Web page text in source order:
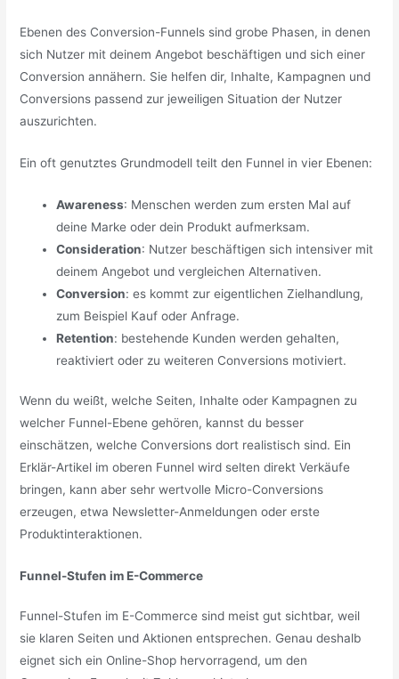
Ebenen des Conversion-Funnels sind grobe Phasen, in denen
sich Nutzer mit deinem Angebot beschäftigen und sich einer
Conversion annähern. Sie helfen dir, Inhalte, Kampagnen und
Conversions passend zur jeweiligen Situation der Nutzer
auszurichten.
Ein oft genutztes Grundmodell teilt den Funnel in vier Ebenen:
Awareness: Menschen werden zum ersten Mal auf
deine Marke oder dein Produkt aufmerksam.
Consideration: Nutzer beschäftigen sich intensiver mit
deinem Angebot und vergleichen Alternativen.
Conversion: es kommt zur eigentlichen Zielhandlung,
zum Beispiel Kauf oder Anfrage.
Retention: bestehende Kunden werden gehalten,
reaktiviert oder zu weiteren Conversions motiviert.
Wenn du weißt, welche Seiten, Inhalte oder Kampagnen zu
welcher Funnel-Ebene gehören, kannst du besser
einschätzen, welche Conversions dort realistisch sind. Ein
Erklär-Artikel im oberen Funnel wird selten direkt Verkäufe
bringen, kann aber sehr wertvolle Micro-Conversions
erzeugen, etwa Newsletter-Anmeldungen oder erste
Produktinteraktionen.
Funnel-Stufen im E-Commerce
Funnel-Stufen im E-Commerce sind meist gut sichtbar, weil
sie klaren Seiten und Aktionen entsprechen. Genau deshalb
eignet sich ein Online-Shop hervorragend, um den